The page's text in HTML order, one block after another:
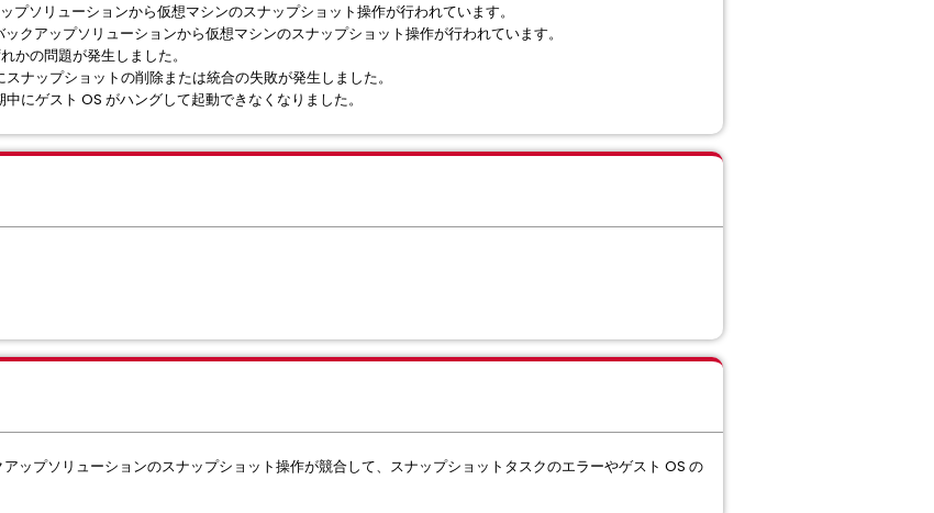
ソリューションから仮想マシンのスナップショット操作が行われています。
アップソリューションから仮想マシンのスナップショット操作が行われています。
かの問題が発生しました。
ップショットの削除または統合の失敗が発生しました。
ゲスト OS がハングして起動できなくなりました。
プソリューションのスナップショット操作が競合して、スナップショットタスクのエラーやゲスト OS の